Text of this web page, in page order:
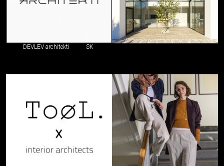
DEVLEV architekti SK